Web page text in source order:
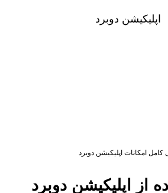
امکانات اپلیکیشن دوبرد
از اپلیکیشن دوبرد